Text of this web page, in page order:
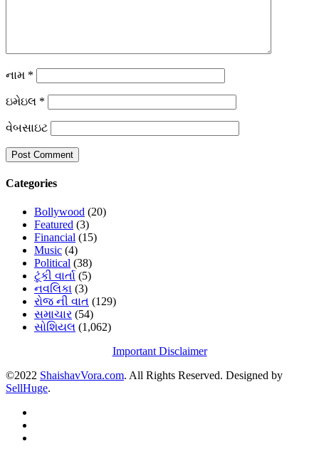
નામ *
ઇમેઇલ *
વેબસાઇટ
Categories
Bollywood (20)
Featured (3)
Financial (15)
Music (4)
Political (38)
ટૂંકી વાર્તા (5)
નવલિકા (3)
રોજ ની વાત (129)
સમાચાર (54)
સોશિયલ (1,062)
Important Disclaimer
©2022 ShaishavVora.com. All Rights Reserved. Designed by
SellHuge.